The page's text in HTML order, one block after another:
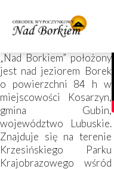
„Nad Borkiem” położony
jest nad jeziorem Borek
o powierzchni 84 h w
miejscowości Kosarzyn,
gmina Gubin,
województwo Lubuskie.
Znajduje się na terenie
Krzesińskiego Parku
Krajobrazowego wśród